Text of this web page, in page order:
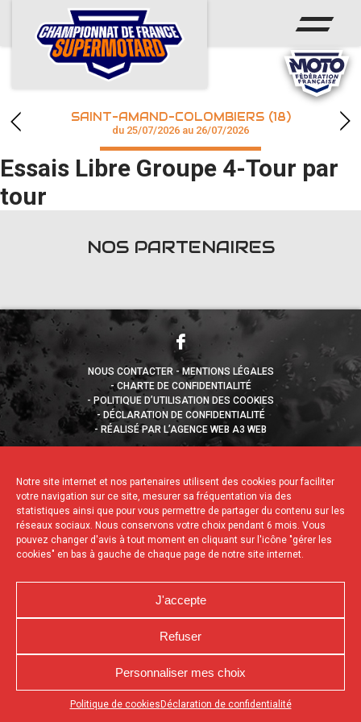
Notre site internet et nos partenaires utilisent des cookies pour faciliter
votre navigation sur ce site, mesurer sa fréquentation via des
statistiques ainsi que pour vous permettre de partager du contenu sur les
réseaux sociaux. Nous conservons votre choix pendant 6 mois. Vous
pouvez changer d'avis à tout moment en cliquant sur l'icône "gérer les
cookies" en bas à gauche de chaque page de notre site internet.
J'accepte
Refuser
Personnaliser mes choix
Politique de cookies Déclaration de confidentialité
Appuyez sur le bouton partager en bas de votre
ACCUEIL
ACTUS
CALENDRIER
CHAMPIONNAT
RÉSULTATS
PHOTOS / WEB TV
SAINT-AMAND-COLOMBIERS (18)
du 25/07/2026 au 26/07/2026
Essais Libre Groupe 4-Tour par
tour
NOS PARTENAIRES
NOUS CONTACTER
MENTIONS LÉGALES
CHARTE DE CONFIDENTIALITÉ
POLITIQUE D’UTILISATION DES COOKIES
DÉCLARATION DE CONFIDENTIALITÉ
RÉALISÉ PAR L’AGENCE WEB A3 WEB